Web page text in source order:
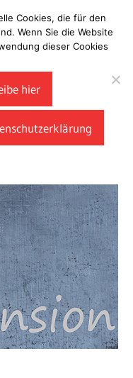
Cookies, die für den
Wenn Sie die Website
dieser Cookies
hier